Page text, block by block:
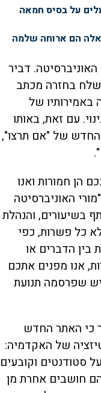
על בסיס חמאה
הם ארוחה שלמה
דביר
שלח בחזרה מכתב
באמירותיו של
עם זאת, באותו
החדש של "אם תרצו",
הן חמורות ואנו
האוניברסיטה
בשיעורים, והנהלת
כל פשרות, כפי
בין הדברים או
אנו מפנים אתכם
שפרסמה תנועת
כי האתר החדש
של האקדמיה:
סטודנטים וקובעים
חושבים אחרת מן